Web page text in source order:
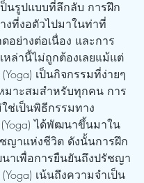
ป็นรูปแบบที่ลึกลับ การฝึก
งที่งอตัวไปมาในท่าที่
อย่างต่อเนื่อง และการ
ล่านี้ไม่ถูกต้องเลยแม้แต่
เป็นกิจกรรมที่ง่ายๆ
มาะสมสำหรับทุกคน การ
ช่เป็นพิธีกรรมทาง
ได้พัฒนาขึ้นมาใน
ญาแห่งชีวิต ดังนั้นการฝึก
าเพื่อการยืนยันถึงปรัชญา
เน้นถึงความจำเป็น